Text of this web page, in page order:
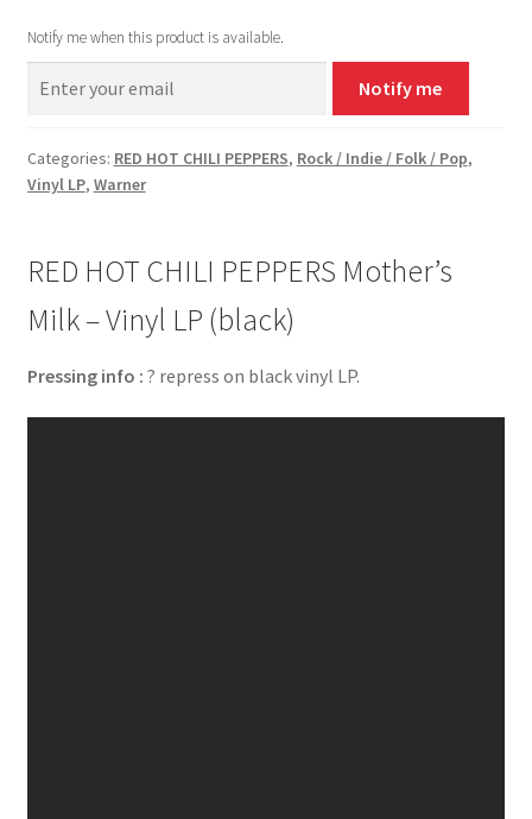
Notify me when this product is available.
Notify me
Categories: RED HOT CHILI PEPPERS, Rock / Indie / Folk / Pop,
Vinyl LP, Warner
RED HOT CHILI PEPPERS Mother’s
Milk – Vinyl LP (black)
Pressing info : ? repress on black vinyl LP.